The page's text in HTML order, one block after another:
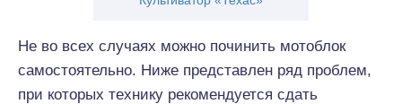
Не во всех случаях можно починить мотоблок
самостоятельно. Ниже представлен ряд проблем,
при которых технику рекомендуется сдать